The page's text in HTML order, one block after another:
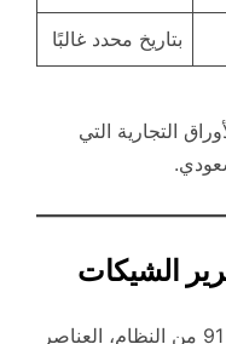
بتاريخ محدد غالبًا
التجارية التي
يجب أن يتضمن الشيك، وفق المادة 91 من النظام، العناصر